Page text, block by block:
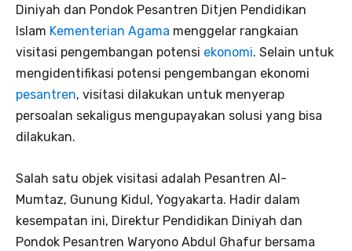
Diniyah dan Pondok Pesantren Ditjen Pendidikan
Islam Kementerian Agama menggelar rangkaian
visitasi pengembangan potensi ekonomi. Selain untuk
mengidentifikasi potensi pengembangan ekonomi
pesantren, visitasi dilakukan untuk menyerap
persoalan sekaligus mengupayakan solusi yang bisa
dilakukan.
Salah satu objek visitasi adalah Pesantren Al-
Mumtaz, Gunung Kidul, Yogyakarta. Hadir dalam
kesempatan ini, Direktur Pendidikan Diniyah dan
Pondok Pesantren Waryono Abdul Ghafur bersama